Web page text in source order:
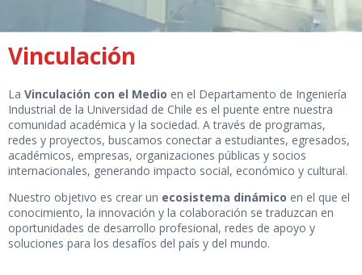
Vinculación
La Vinculación con el Medio en el Departamento de Ingeniería
Industrial de la Universidad de Chile es el puente entre nuestra
comunidad académica y la sociedad. A través de programas,
redes y proyectos, buscamos conectar a estudiantes, egresados,
académicos, empresas, organizaciones públicas y socios
internacionales, generando impacto social, económico y cultural.
Nuestro objetivo es crear un ecosistema dinámico en el que el
conocimiento, la innovación y la colaboración se traduzcan en
oportunidades de desarrollo profesional, redes de apoyo y
soluciones para los desafíos del país y del mundo.